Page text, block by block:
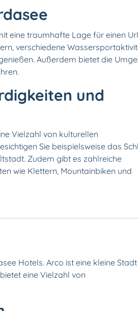
eine traumhafte Lage für einen
verschiedene
Außerdem bietet die
und
Vielzahl von kulturellen
Sie beispielsweise das
Zudem gibt es zahlreiche
wie Klettern, Mountainbiken und
Hotels. Arco ist eine kleine
eine Vielzahl von